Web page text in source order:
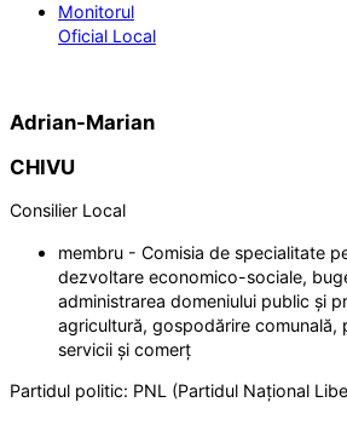
Monitorul
Oficial Local
Adrian-Marian
CHIVU
Consilier Local
membru - Comisia de specialitate
dezvoltare economico-sociale,
administrarea domeniului public și
agricultură, gospodărire comunală,
servicii și comerț
Partidul politic: PNL (Partidul Național